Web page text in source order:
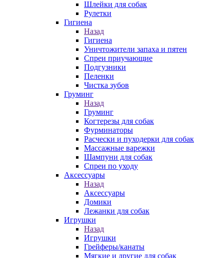
Шлейки для собак
Рулетки
Гигиена
Назад
Гигиена
Уничтожители запаха и пятен
Спреи приучающие
Подгузники
Пеленки
Чистка зубов
Груминг
Назад
Груминг
Когтерезы для собак
Фурминаторы
Расчески и пуходерки для собак
Массажные варежки
Шампуни для собак
Спреи по уходу
Аксессуары
Назад
Аксессуары
Домики
Лежанки для собак
Игрушки
Назад
Игрушки
Грейферы/канаты
Мягкие и другие для собак